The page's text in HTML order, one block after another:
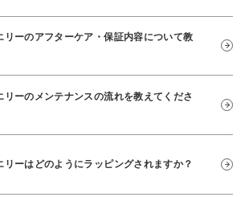
リーのアフターケア・保証内容について教
リーのメンテナンスの流れを教えてくださ
リーはどのようにラッピングされますか？